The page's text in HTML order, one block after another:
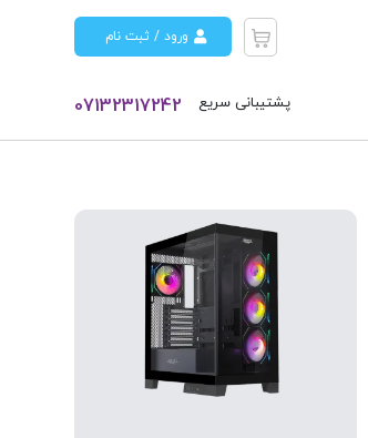
ورود / ثبت نام
07132317242 پشتیبانی سریع